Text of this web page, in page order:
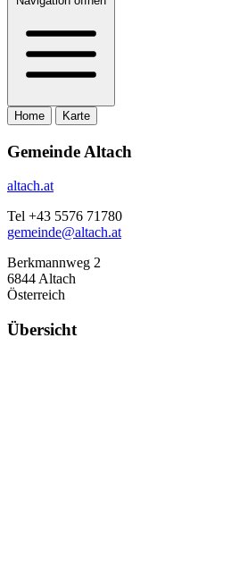
Home Karte
Gemeinde Altach
altach.at
Tel +43 5576 71780
gemeinde@altach.at
Berkmannweg 2
6844 Altach
Österreich
Übersicht